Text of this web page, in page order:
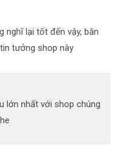
nghĩ lại tốt đến vậy, băn
tưởng shop này
lớn nhất với shop chúng